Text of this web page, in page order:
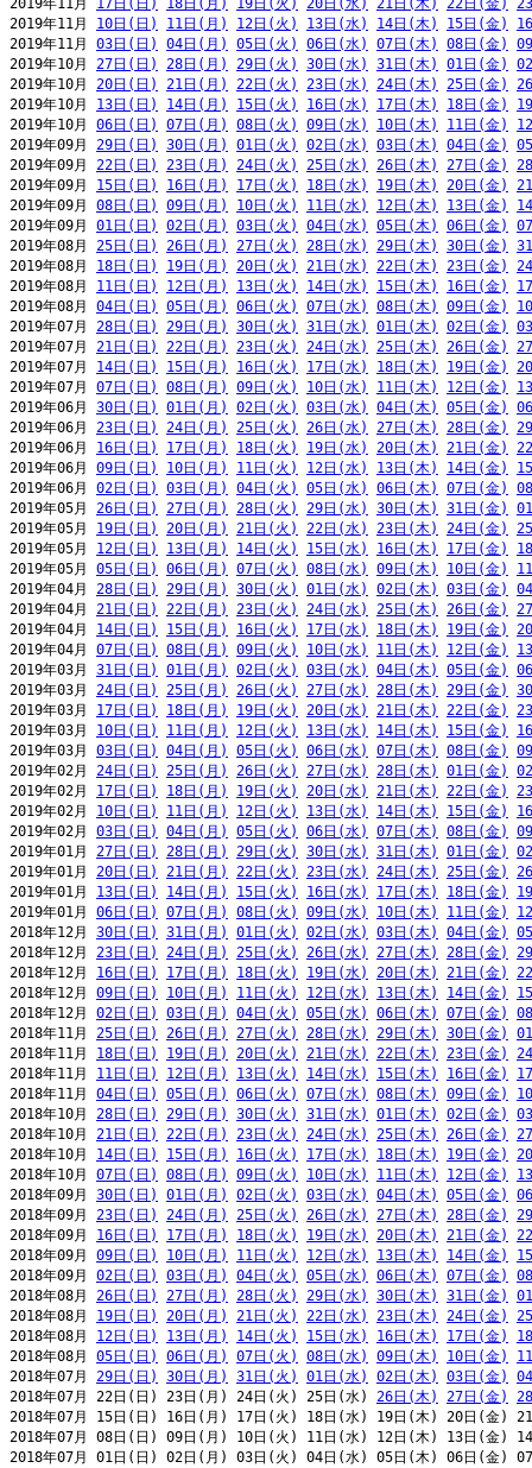
2019年11月 17日(日) 18日(月) 19日(火) 20日(水) 21日(木) 22日(金)
2019年11月 10日(日) 11日(月) 12日(火) 13日(水) 14日(木) 15日(金)
2019年11月 03日(日) 04日(月) 05日(火) 06日(水) 07日(木) 08日(金)
2019年10月 27日(日) 28日(月) 29日(火) 30日(水) 31日(木) 01日(金)
2019年10月 20日(日) 21日(月) 22日(火) 23日(水) 24日(木) 25日(金)
2019年10月 13日(日) 14日(月) 15日(火) 16日(水) 17日(木) 18日(金)
2019年10月 06日(日) 07日(月) 08日(火) 09日(水) 10日(木) 11日(金)
2019年09月 29日(日) 30日(月) 01日(火) 02日(水) 03日(木) 04日(金)
2019年09月 22日(日) 23日(月) 24日(火) 25日(水) 26日(木) 27日(金)
2019年09月 15日(日) 16日(月) 17日(火) 18日(水) 19日(木) 20日(金)
2019年09月 08日(日) 09日(月) 10日(火) 11日(水) 12日(木) 13日(金)
2019年09月 01日(日) 02日(月) 03日(火) 04日(水) 05日(木) 06日(金)
2019年08月 25日(日) 26日(月) 27日(火) 28日(水) 29日(木) 30日(金)
2019年08月 18日(日) 19日(月) 20日(火) 21日(水) 22日(木) 23日(金)
2019年08月 11日(日) 12日(月) 13日(火) 14日(水) 15日(木) 16日(金)
2019年08月 04日(日) 05日(月) 06日(火) 07日(水) 08日(木) 09日(金)
2019年07月 28日(日) 29日(月) 30日(火) 31日(水) 01日(木) 02日(金)
2019年07月 21日(日) 22日(月) 23日(火) 24日(水) 25日(木) 26日(金)
2019年07月 14日(日) 15日(月) 16日(火) 17日(水) 18日(木) 19日(金)
2019年07月 07日(日) 08日(月) 09日(火) 10日(水) 11日(木) 12日(金)
2019年06月 30日(日) 01日(月) 02日(火) 03日(水) 04日(木) 05日(金)
2019年06月 23日(日) 24日(月) 25日(火) 26日(水) 27日(木) 28日(金)
2019年06月 16日(日) 17日(月) 18日(火) 19日(水) 20日(木) 21日(金)
2019年06月 09日(日) 10日(月) 11日(火) 12日(水) 13日(木) 14日(金)
2019年06月 02日(日) 03日(月) 04日(火) 05日(水) 06日(木) 07日(金)
2019年05月 26日(日) 27日(月) 28日(火) 29日(水) 30日(木) 31日(金)
2019年05月 19日(日) 20日(月) 21日(火) 22日(水) 23日(木) 24日(金)
2019年05月 12日(日) 13日(月) 14日(火) 15日(水) 16日(木) 17日(金)
2019年05月 05日(日) 06日(月) 07日(火) 08日(水) 09日(木) 10日(金)
2019年04月 28日(日) 29日(月) 30日(火) 01日(水) 02日(木) 03日(金)
2019年04月 21日(日) 22日(月) 23日(火) 24日(水) 25日(木) 26日(金)
2019年04月 14日(日) 15日(月) 16日(火) 17日(水) 18日(木) 19日(金)
2019年04月 07日(日) 08日(月) 09日(火) 10日(水) 11日(木) 12日(金)
2019年03月 31日(日) 01日(月) 02日(火) 03日(水) 04日(木) 05日(金)
2019年03月 24日(日) 25日(月) 26日(火) 27日(水) 28日(木) 29日(金)
2019年03月 17日(日) 18日(月) 19日(火) 20日(水) 21日(木) 22日(金)
2019年03月 10日(日) 11日(月) 12日(火) 13日(水) 14日(木) 15日(金)
2019年03月 03日(日) 04日(月) 05日(火) 06日(水) 07日(木) 08日(金)
2019年02月 24日(日) 25日(月) 26日(火) 27日(水) 28日(木) 01日(金)
2019年02月 17日(日) 18日(月) 19日(火) 20日(水) 21日(木) 22日(金)
2019年02月 10日(日) 11日(月) 12日(火) 13日(水) 14日(木) 15日(金)
2019年02月 03日(日) 04日(月) 05日(火) 06日(水) 07日(木) 08日(金)
2019年01月 27日(日) 28日(月) 29日(火) 30日(水) 31日(木) 01日(金)
2019年01月 20日(日) 21日(月) 22日(火) 23日(水) 24日(木) 25日(金)
2019年01月 13日(日) 14日(月) 15日(火) 16日(水) 17日(木) 18日(金)
2019年01月 06日(日) 07日(月) 08日(火) 09日(水) 10日(木) 11日(金)
2018年12月 30日(日) 31日(月) 01日(火) 02日(水) 03日(木) 04日(金)
2018年12月 23日(日) 24日(月) 25日(火) 26日(水) 27日(木) 28日(金)
2018年12月 16日(日) 17日(月) 18日(火) 19日(水) 20日(木) 21日(金)
2018年12月 09日(日) 10日(月) 11日(火) 12日(水) 13日(木) 14日(金)
2018年12月 02日(日) 03日(月) 04日(火) 05日(水) 06日(木) 07日(金)
2018年11月 25日(日) 26日(月) 27日(火) 28日(水) 29日(木) 30日(金)
2018年11月 18日(日) 19日(月) 20日(火) 21日(水) 22日(木) 23日(金)
2018年11月 11日(日) 12日(月) 13日(火) 14日(水) 15日(木) 16日(金)
2018年11月 04日(日) 05日(月) 06日(火) 07日(水) 08日(木) 09日(金)
2018年10月 28日(日) 29日(月) 30日(火) 31日(水) 01日(木) 02日(金)
2018年10月 21日(日) 22日(月) 23日(火) 24日(水) 25日(木) 26日(金)
2018年10月 14日(日) 15日(月) 16日(火) 17日(水) 18日(木) 19日(金)
2018年10月 07日(日) 08日(月) 09日(火) 10日(水) 11日(木) 12日(金)
2018年09月 30日(日) 01日(月) 02日(火) 03日(水) 04日(木) 05日(金)
2018年09月 23日(日) 24日(月) 25日(火) 26日(水) 27日(木) 28日(金)
2018年09月 16日(日) 17日(月) 18日(火) 19日(水) 20日(木) 21日(金)
2018年09月 09日(日) 10日(月) 11日(火) 12日(水) 13日(木) 14日(金)
2018年09月 02日(日) 03日(月) 04日(火) 05日(水) 06日(木) 07日(金)
2018年08月 26日(日) 27日(月) 28日(火) 29日(水) 30日(木) 31日(金)
2018年08月 19日(日) 20日(月) 21日(火) 22日(水) 23日(木) 24日(金)
2018年08月 12日(日) 13日(月) 14日(火) 15日(水) 16日(木) 17日(金)
2018年08月 05日(日) 06日(月) 07日(火) 08日(水) 09日(木) 10日(金)
2018年07月 29日(日) 30日(月) 31日(火) 01日(水) 02日(木) 03日(金)
2018年07月 22日(日) 23日(月) 24日(火) 25日(水) 26日(木) 27日(金)
2018年07月 15日(日) 16日(月) 17日(火) 18日(水) 19日(木) 20日(金)
2018年07月 08日(日) 09日(月) 10日(火) 11日(水) 12日(木) 13日(金)
2018年07月 01日(日) 02日(月) 03日(火) 04日(水) 05日(木) 06日(金)